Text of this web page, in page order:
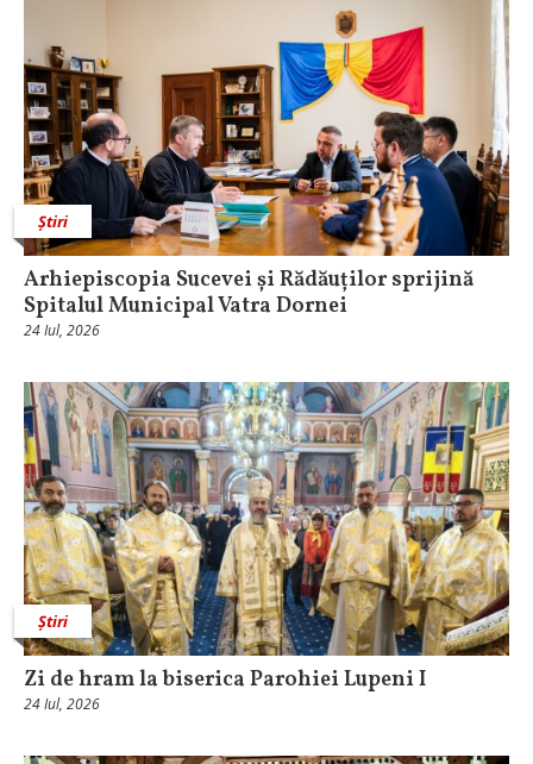
Știri
Arhiepiscopia Sucevei și Rădăuților sprijină
Spitalul Municipal Vatra Dornei
24 Iul, 2026
Știri
Zi de hram la biserica Parohiei Lupeni I
24 Iul, 2026